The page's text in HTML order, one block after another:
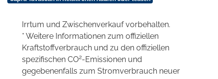
Irrtum und Zwischenverkauf vorbehalten.
* Weitere Informationen zum offiziellen
Kraftstoffverbrauch und zu den offiziellen
spezifischen CO2-Emissionen und
gegebenenfalls zum Stromverbrauch neuer